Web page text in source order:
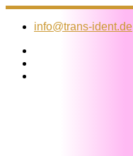
Zum
Inhalt
info@trans-ident.de